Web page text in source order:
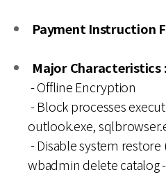
Payment Instruction
Major Characteristics :
- Offline Encryption
- Block processes
outlook.exe,
- Disable system
wbadmin delete catalog